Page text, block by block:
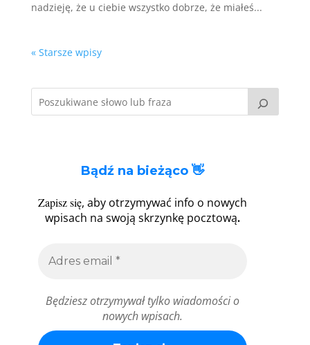
nadzieję, że u ciebie wszystko dobrze, że miałeś...
« Starsze wpisy
Bądź na bieżąco 👋
Zapisz się, aby otrzymywać info o nowych
wpisach na swoją skrzynkę pocztową.
Będziesz otrzymywał tylko wiadomości o
nowych wpisach.